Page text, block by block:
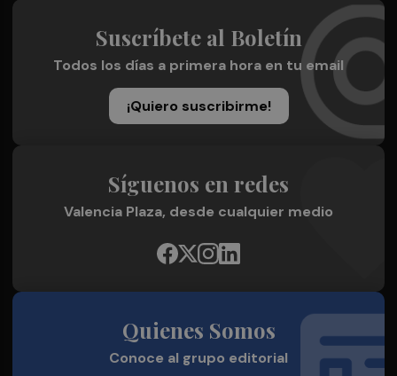
Suscríbete al Boletín
Todos los días a primera hora en tu email
¡Quiero suscribirme!
Síguenos en redes
Valencia Plaza, desde cualquier medio
Quienes Somos
Conoce al grupo editorial